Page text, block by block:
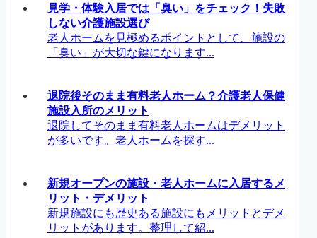
見学・体験入居では「臭い」をチェック！失敗
しない介護施設選び
老人ホームを見極めるポイントとして、施設の
「臭い」が大切な鍵になります...
退院後そのまま有料老人ホーム？介護老人保健
施設入所のメリット
退院してそのまま有料老人ホームはデメリット
が多いです。老人ホームを探す...
新規オープンの施設・老人ホームに入居するメ
リット・デメリット
新規施設にも歴史ある施設にもメリットとデメ
リットがあります。整理して紹...